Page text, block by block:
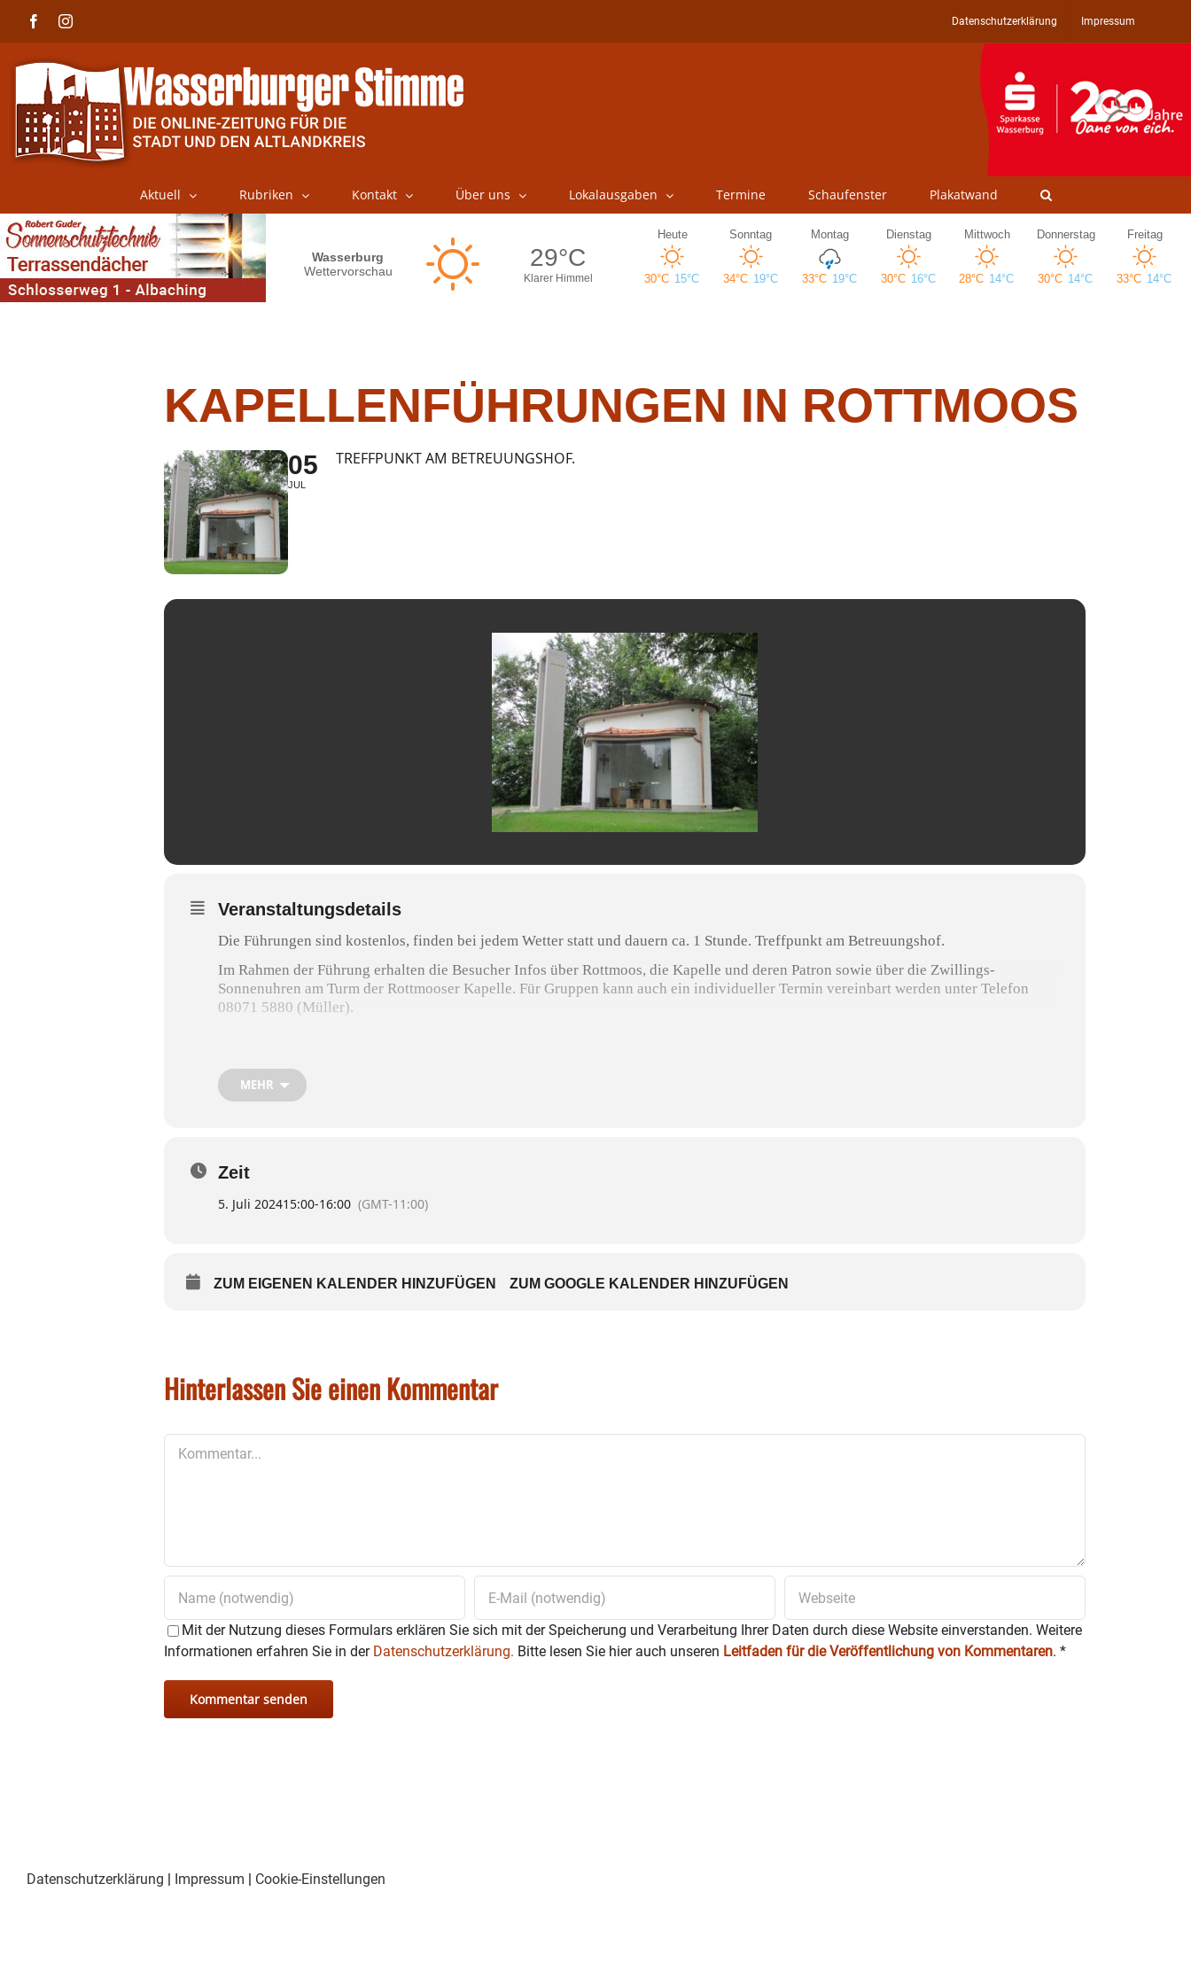
FacebookInstagram Datenschutzerklärung Impressum
Aktuell Rubriken Kontakt Über uns Lokalausgaben Termine Schaufenster Plakatwand
KAPELLENFÜHRUNGEN IN ROTTMOOS
05
JUL
TREFFPUNKT AM BETREUUNGSHOF.
Veranstaltungsdetails
Die Führungen sind kostenlos, finden bei jedem Wetter statt und dauern ca. 1 Stunde. Treffpunkt am Betreuungshof.
Im Rahmen der Führung erhalten die Besucher Infos über Rottmoos, die Kapelle und deren Patron sowie über die Zwillings-
Sonnenuhren am Turm der Rottmooser Kapelle. Für Gruppen kann auch ein individueller Termin vereinbart werden unter Telefon
08071 5880 (Müller).
MEHR
Zeit
5. Juli 202415:00-16:00 (GMT-11:00)
ZUM EIGENEN KALENDER HINZUFÜGEN ZUM GOOGLE KALENDER HINZUFÜGEN
Hinterlassen Sie einen Kommentar
Mit der Nutzung dieses Formulars erklären Sie sich mit der Speicherung und Verarbeitung Ihrer Daten durch diese Website einverstanden. Weitere
Informationen erfahren Sie in der Datenschutzerklärung. Bitte lesen Sie hier auch unseren Leitfaden für die Veröffentlichung von Kommentaren. *
Datenschutzerklärung | Impressum | Cookie-Einstellungen